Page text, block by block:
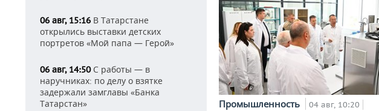
06 авг, 15:16 В Татарстане
открылись выставки детских
портретов «Мой папа — Герой»
06 авг, 14:50С работы — в
наручниках: по делу о взятке
задержали замглавы «Банка
Татарстан»
Промышленность 04 авг, 10:20